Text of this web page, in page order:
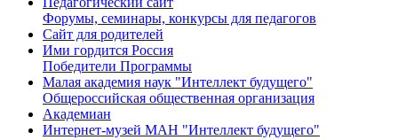
Форумы, семинары, конкурсы для педагогов
Сайт для родителей
Ими гордится Россия
Победители Программы
Малая академия наук "Интеллект будущего"
Общероссийская общественная организация
Академиан
Интернет-музей МАН "Интеллект будущего"